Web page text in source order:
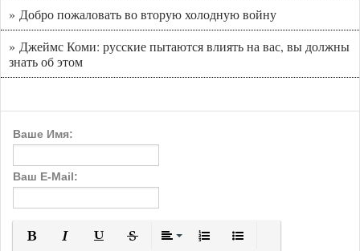
» Добро пожаловать во вторую холодную войну
» Джеймс Коми: русские пытаются влиять на вас, вы должны
знать об этом
Ваше Имя:
Ваш E-Mail: